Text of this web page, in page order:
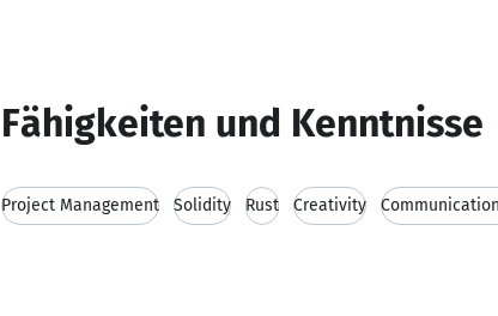
Fähigkeiten und Kenntnisse
Project Management Solidity Rust Creativity